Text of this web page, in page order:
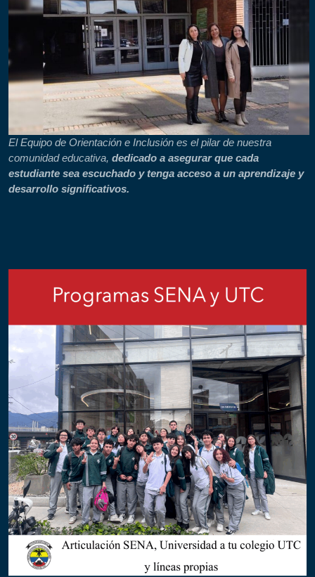
El Equipo de Orientación e Inclusión es el pilar de nuestra
comunidad educativa, dedicado a asegurar que cada
estudiante sea escuchado y tenga acceso a un aprendizaje y
desarrollo significativos.